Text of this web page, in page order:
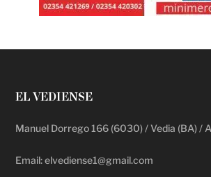
EL VEDIENSE
Manuel Dorrego 166 (6030) / Vedia (BA) /
Email: elvediense1@gmail.com